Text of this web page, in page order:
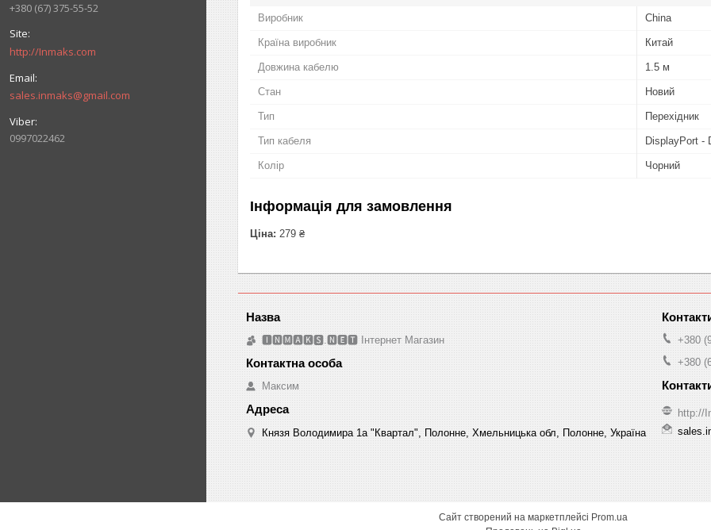
+380 (67) 375-55-52
http://Inmaks.com
sales.inmaks@gmail.com
0997022462
Виробник China
Країна виробник Китай
Довжина кабелю 1.5 м
Стан Новий
Тип Перехідник
Тип кабеля DisplayPort -
Колір Чорний
Інформація для замовлення
Ціна: 279 ₴
🅸🅽🅼🅰🅺🆂.🅽🅴🆃 Інтернет Магазин
Максим
Князя Володимира 1а "Квартал", Полонне, Хмельницька обл, Полонне, Україна
+380
+380
http://
Сайт створений на маркетплейсі Prom.ua